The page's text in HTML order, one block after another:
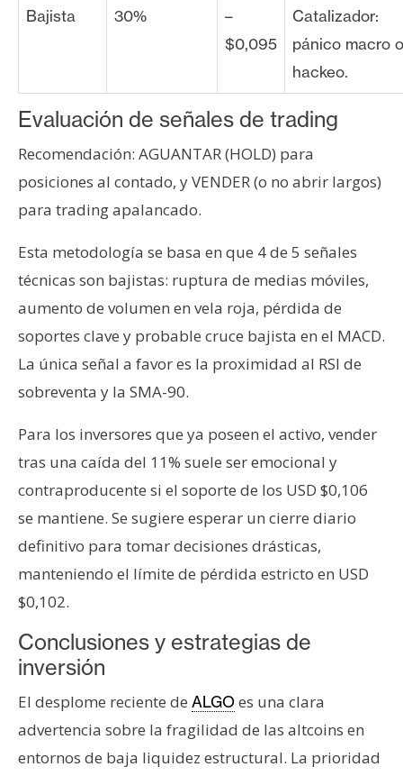
Bajista 30%
–
$0,095
Catalizador:
pánico macro o
hackeo.
Evaluación de señales de trading
Recomendación: AGUANTAR (HOLD) para
posiciones al contado, y VENDER (o no abrir largos)
para trading apalancado.
Esta metodología se basa en que 4 de 5 señales
técnicas son bajistas: ruptura de medias móviles,
aumento de volumen en vela roja, pérdida de
soportes clave y probable cruce bajista en el MACD.
La única señal a favor es la proximidad al RSI de
sobreventa y la SMA-90.
Para los inversores que ya poseen el activo, vender
tras una caída del 11% suele ser emocional y
contraproducente si el soporte de los USD $0,106
se mantiene. Se sugiere esperar un cierre diario
definitivo para tomar decisiones drásticas,
manteniendo el límite de pérdida estricto en USD
$0,102.
Conclusiones y estrategias de
inversión
El desplome reciente de ALGOes una clara
advertencia sobre la fragilidad de las altcoins en
entornos de baja liquidez estructural. La prioridad